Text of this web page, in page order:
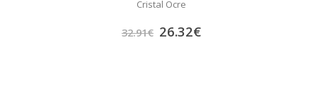
Cristal Ocre
32.91€ 26.32€